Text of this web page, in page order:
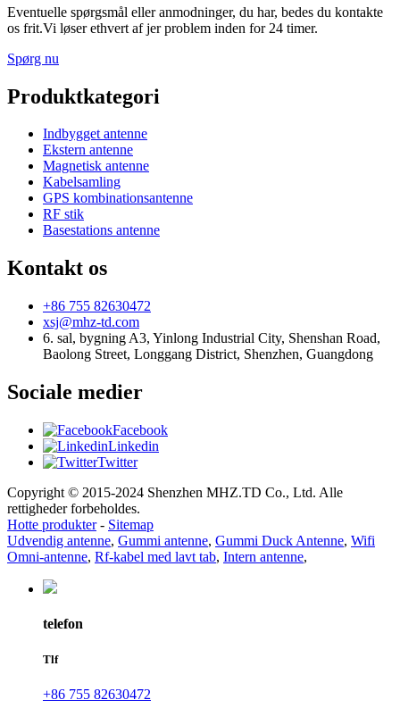
Eventuelle spørgsmål eller anmodninger, du har, bedes du kontakte
os frit.Vi løser ethvert af jer problem inden for 24 timer.
Spørg nu
Produktkategori
Indbygget antenne
Ekstern antenne
Magnetisk antenne
Kabelsamling
GPS kombinationsantenne
RF stik
Basestations antenne
Kontakt os
+86 755 82630472
xsj@mhz-td.com
6. sal, bygning A3, Yinlong Industrial City, Shenshan Road,
Baolong Street, Longgang District, Shenzhen, Guangdong
Sociale medier
Facebook
Linkedin
Twitter
Copyright © 2015-2024 Shenzhen MHZ.TD Co., Ltd. Alle
rettigheder forbeholdes.
Hotte produkter- Sitemap
Udvendig antenne, Gummi antenne, Gummi Duck Antenne, Wifi
Omni-antenne, Rf-kabel med lavt tab, Intern antenne,
telefon
Tlf
+86 755 82630472